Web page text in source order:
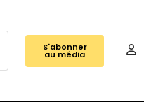
S'abonner
au média